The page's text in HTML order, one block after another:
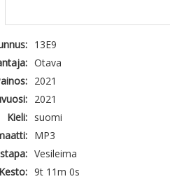
13E9
Otava
2021
2021
Kieli:
suomi
MP3
Vesileima
Kesto: 9t 11m 0s